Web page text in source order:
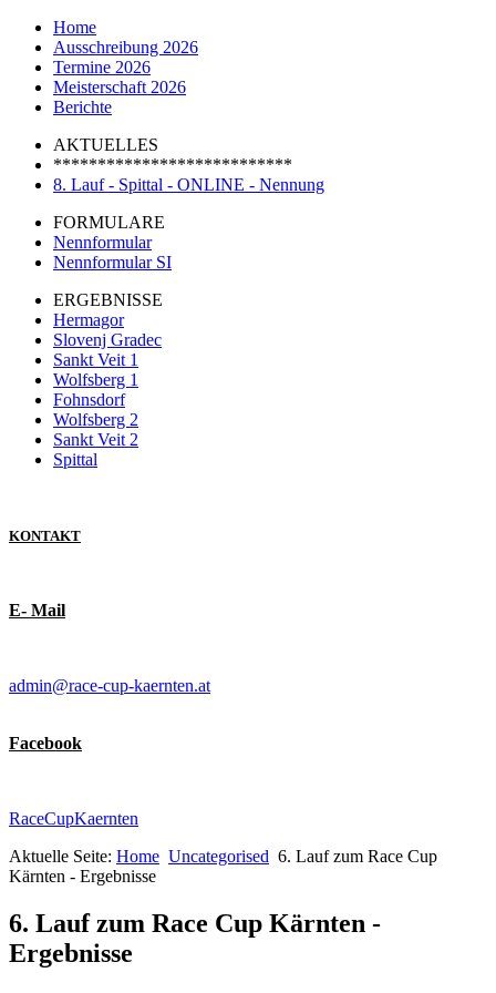
Home
Ausschreibung 2026
Termine 2026
Meisterschaft 2026
Berichte
AKTUELLES
***************************
8. Lauf - Spittal - ONLINE - Nennung
FORMULARE
Nennformular
Nennformular SI
ERGEBNISSE
Hermagor
Slovenj Gradec
Sankt Veit 1
Wolfsberg 1
Fohnsdorf
Wolfsberg 2
Sankt Veit 2
Spittal
KONTAKT
E- Mail
admin@race-cup-kaernten.at
Facebook
RaceCupKaernten
Aktuelle Seite: Home Uncategorised 6. Lauf zum Race Cup
Kärnten - Ergebnisse
6. Lauf zum Race Cup Kärnten -
Ergebnisse